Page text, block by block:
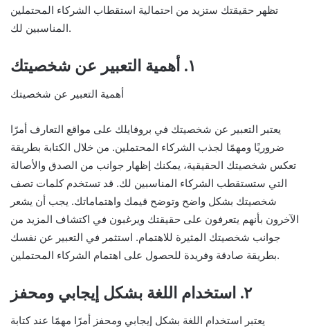
تظهر حقيقتك ستزيد من احتمالية استقطاب الشركاء المحتملين
المناسبين لك.
١. أهمية التعبير عن شخصيتك
أهمية التعبير عن شخصيتك
يعتبر التعبير عن شخصيتك في بروفايلك على مواقع التعارف أمرًا
ضروريًا ومهمًا لجذب الشركاء المحتملين. من خلال الكتابة بطريقة
تعكس شخصيتك الحقيقية، يمكنك إظهار جوانب من الصدق والأصالة
التي ستستقطب الشركاء المناسبين لك. قد تستخدم كلمات تصف
شخصيتك بشكل واضح وتوضح قيمك واهتماماتك. يجب أن يشعر
الآخرون بأنهم يتعرفون على حقيقتك ويرغبون في اكتشاف المزيد من
جوانب شخصيتك المثيرة للاهتمام. استثمر في التعبير عن نفسك
بطريقة صادقة وفريدة للحصول على اهتمام الشركاء المحتملين.
٢. استخدام اللغة بشكل إيجابي ومحفز
يعتبر استخدام اللغة بشكل إيجابي ومحفز أمرًا مهمًا عند كتابة